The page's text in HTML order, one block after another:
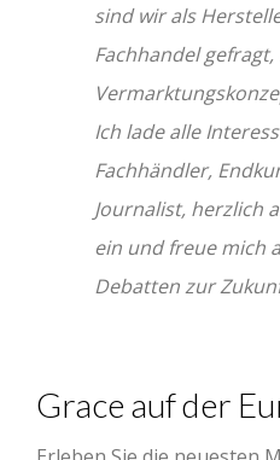
sind wir als
Fachhandel
Ich lade alle
Fachhändler,
Journalist, herzlich
ein und freue mich
Debatten zur
Grace auf der